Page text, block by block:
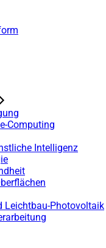
Computing
Intelligenz
Leichtbau-Photovoltaik